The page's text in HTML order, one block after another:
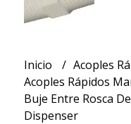
Inicio
Acoples
Acoples Rápidos
Buje Entre Rosca
Dispenser